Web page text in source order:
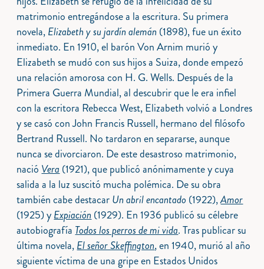
matrimonio entregándose a la escritura. Su primera
novela,Elizabeth y su jardín alemán (1898), fue un éxito
inmediato. En 1910, el barón Von Arnim murió y
Elizabeth se mudó con sus hijos a Suiza, donde empezó
una relación amorosa con H. G. Wells. Después de la
Primera Guerra Mundial, al descubrir que le era infiel
con la escritora Rebecca West, Elizabeth volvió a Londres
y se casó con John Francis Russell, hermano del filósofo
Bertrand Russell. No tardaron en separarse, aunque
nunca se divorciaron. De este desastroso matrimonio,
nació Vera (1921), que publicó anónimamente y cuya
salida a la luz suscitó mucha polémica. De su obra
también cabe destacarUn abril encantado (1922),Amor
(1925) yExpiación (1929). En 1936 publicó su célebre
autobiografía Todos los perros de mi vida. Tras publicar su
última novela,El señor Skeffington, en 1940, murió al año
siguiente víctima de una gripe en Estados Unidos